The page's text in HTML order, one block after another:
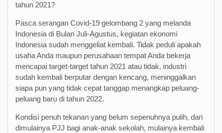
tahun 2021?
Pasca serangan Covid-19 gelombang 2 yang melanda
Indonesia di Bulan Juli-Agustus, kegiatan ekonomi
Indonesia sudah menggeliat kembali. Tidak peduli apakah
usaha Anda maupun perusahaan tempat Anda bekerja
mencapai target-target tahun 2021 atau tidak, industri
sudah kembali berputar dengan kencang, meninggalkan
siapa pun yang tidak cepat tanggap menangkap peluang-
peluang baru di tahun 2022.
Kondisi penuh tekanan yang belum sepenuhnya pulih, dari
dimulainya PJJ bagi anak-anak sekolah, mulainya kembali